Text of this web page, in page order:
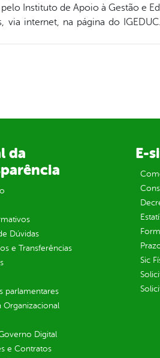
Instituto de Apoio à Gestão e
via internet, na página do
da
Dúvidas
e Transferências
parlamentares
Organizacional
Digital
e Contratos
E-
Sic